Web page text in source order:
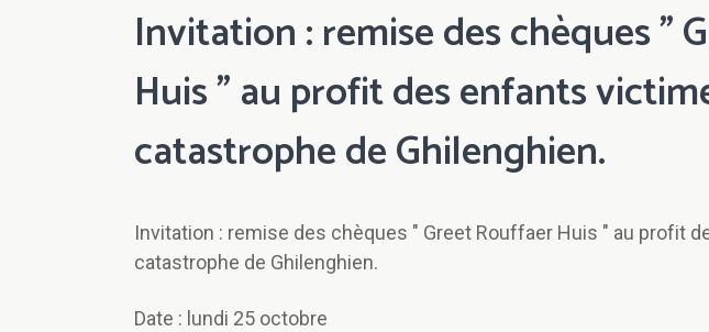
Invitation : remise des chèques "
Huis " au profit des enfants
catastrophe de Ghilenghien.
Invitation : remise des chèques " Greet Rouffaer Huis " au profit
catastrophe de Ghilenghien.
Date : lundi 25 octobre